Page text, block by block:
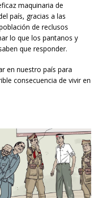
maquinaria de
país, gracias a las
de reclusos
lo que los pantanos y
que responder.
en nuestro país para
consecuencia de vivir en